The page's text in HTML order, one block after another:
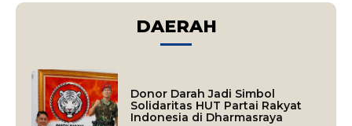
DAERAH
Donor Darah Jadi Simbol
Solidaritas HUT Partai Rakyat
Indonesia di Dharmasraya